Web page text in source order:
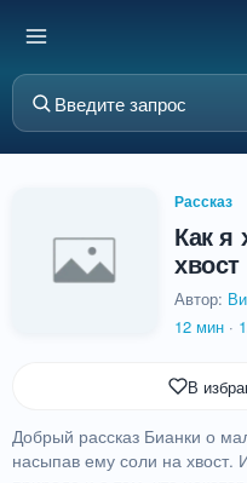
Рассказ
Как я
Автор:
12 мин ·
Добрый рассказ Бианки о
насыпав ему соли на хвост.
В